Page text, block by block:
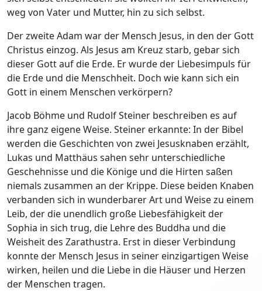
weg von Vater und Mutter, hin zu sich selbst.
Der zweite Adam war der Mensch Jesus, in den der Gott
Christus einzog. Als Jesus am Kreuz starb, gebar sich
dieser Gott auf die Erde. Er wurde der Liebesimpuls für
die Erde und die Menschheit. Doch wie kann sich ein
Gott in einem Menschen verkörpern?
Jacob Böhme und Rudolf Steiner beschreiben es auf
ihre ganz eigene Weise. Steiner erkannte: In der Bibel
werden die Geschichten von zwei Jesusknaben erzählt,
Lukas und Matthäus sahen sehr unterschiedliche
Geschehnisse und die Könige und die Hirten saßen
niemals zusammen an der Krippe. Diese beiden Knaben
verbanden sich in wunderbarer Art und Weise zu einem
Leib, der die unendlich große Liebesfähigkeit der
Sophia in sich trug, die Lehre des Buddha und die
Weisheit des Zarathustra. Erst in dieser Verbindung
konnte der Mensch Jesus in seiner einzigartigen Weise
wirken, heilen und die Liebe in die Häuser und Herzen
der Menschen tragen.